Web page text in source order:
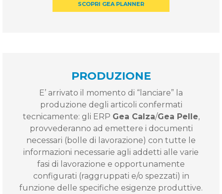
SCOPRI GEA PLANNER
PRODUZIONE
E’ arrivato il momento di “lanciare” la
produzione degli articoli confermati
tecnicamente: gli ERP Gea Calza/Gea Pelle,
provvederanno ad emettere i documenti
necessari (bolle di lavorazione) con tutte le
informazioni necessarie agli addetti alle varie
fasi di lavorazione e opportunamente
configurati (raggruppati e/o spezzati) in
funzione delle specifiche esigenze produttive.